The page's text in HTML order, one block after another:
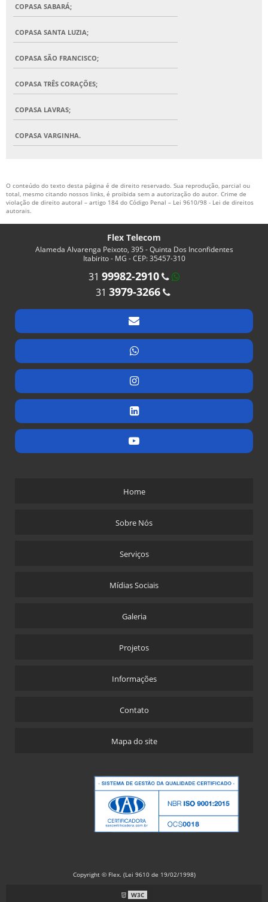
COPASA SABARÁ;
COPASA SANTA LUZIA;
COPASA SÃO FRANCISCO;
COPASA TRÊS CORAÇÕES;
COPASA LAVRAS;
COPASA VARGINHA.
O conteúdo do texto desta página é de direito reservado. Sua reprodução, parcial ou
total, mesmo citando nossos links, é proibida sem a autorização do autor. Crime de
violação de direito autoral – artigo 184 do Código Penal – Lei 9610/98 - Lei de direitos
autorais.
Flex Telecom
Alameda Alvarenga Peixoto, 395 - Quinta Dos Inconfidentes
Itabirito - MG - CEP: 35457-310
31 99982-2910
31 3979-3266
Home
Sobre Nós
Serviços
Mídias Sociais
Galeria
Projetos
Informações
Contato
Mapa do site
Copyright © Flex. (Lei 9610 de 19/02/1998)
W3C